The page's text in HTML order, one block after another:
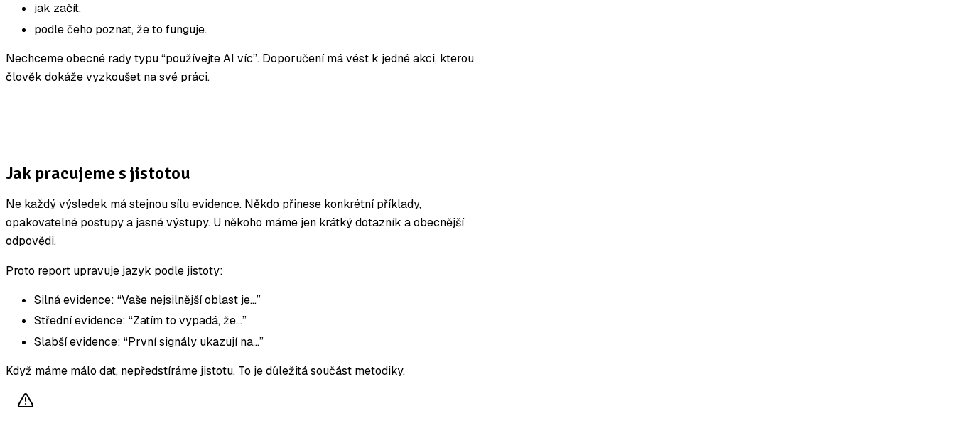
jak začít,
podle čeho poznat, že to funguje.
Nechceme obecné rady typu “používejte AI víc”. Doporučení má vést k jedné akci, kterou
člověk dokáže vyzkoušet na své práci.
Jak pracujeme s jistotou
Ne každý výsledek má stejnou sílu evidence. Někdo přinese konkrétní příklady,
opakovatelné postupy a jasné výstupy. U někoho máme jen krátký dotazník a obecnější
odpovědi.
Proto report upravuje jazyk podle jistoty:
Silná evidence: “Vaše nejsilnější oblast je…”
Střední evidence: “Zatím to vypadá, že…”
Slabší evidence: “První signály ukazují na…”
Když máme málo dat, nepředstíráme jistotu. To je důležitá součást metodiky.